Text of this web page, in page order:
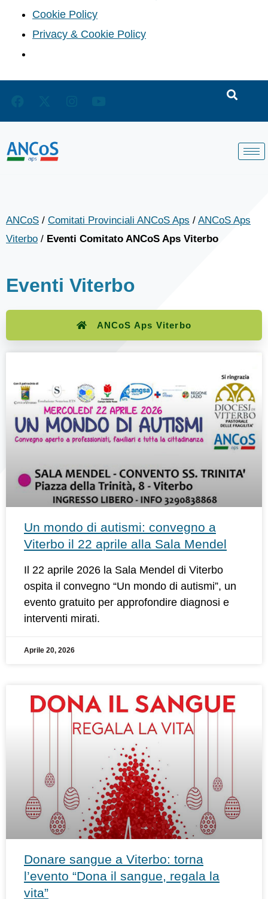
Cookie Policy
Privacy & Cookie Policy
ANCoS / Comitati Provinciali ANCoS Aps / ANCoS Aps
Viterbo / Eventi Comitato ANCoS Aps Viterbo
Eventi Viterbo
ANCoS Aps Viterbo
Un mondo di autismi: convegno a
Viterbo il 22 aprile alla Sala Mendel
Il 22 aprile 2026 la Sala Mendel di Viterbo
ospita il convegno “Un mondo di autismi”, un
evento gratuito per approfondire diagnosi e
interventi mirati.
Aprile 20, 2026
Donare sangue a Viterbo: torna
l’evento “Dona il sangue, regala la
vita”